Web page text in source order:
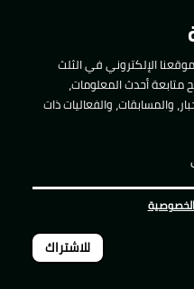
الإلكتروني في الثلث
متابعة أحدث المعلومات،
والمسابقات، والفعاليات ذات
للاشتراك